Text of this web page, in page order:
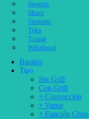
Severin
Sharp
Siemens
Teka
Tristar
Whirlpool
Baratos
Tipo
Sin Grill
Con Grill
+ Convección
+ Vapor
+ Función Crisp